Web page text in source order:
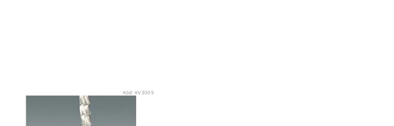
Kód:KV3009